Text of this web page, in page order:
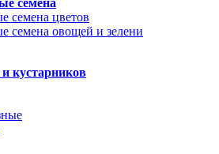
семена
семена цветов
семена овощей и зелени
кустарников